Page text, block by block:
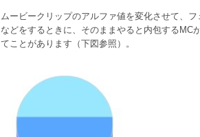
ムービークリップのアルファ値を変化させて、
などをするときに、そのままやると内包するMC
てことがあります（下図参照）。